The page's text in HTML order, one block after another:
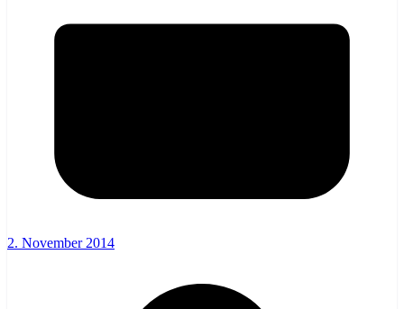
2. November 2014